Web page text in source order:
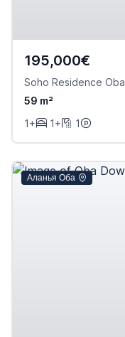
195,000€
Soho Residence Oba
59 m²
1+
1+ 1
Аланья Оба